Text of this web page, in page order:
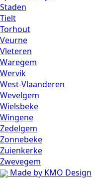
Staden
Tielt
Torhout
Veurne
Vleteren
Waregem
Wervik
West-Vlaanderen
Wevelgem
Wielsbeke
Wingene
Zedelgem
Zonnebeke
Zuienkerke
Zwevegem
Made by KMO Design